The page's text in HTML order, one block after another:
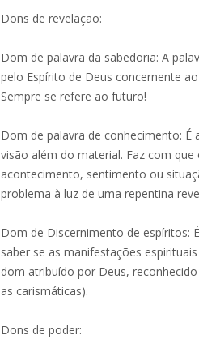
Dons de revelação:
Dom de palavra da sabedoria: A
pelo Espírito de Deus concernente
Sempre se refere ao futuro!
Dom de palavra de conhecimento: É
visão além do material. Faz com
acontecimento, sentimento ou
problema à luz de uma repentina
Dom de Discernimento de espíritos:
saber se as manifestações
dom atribuído por Deus,
as carismáticas).
Dons de poder: